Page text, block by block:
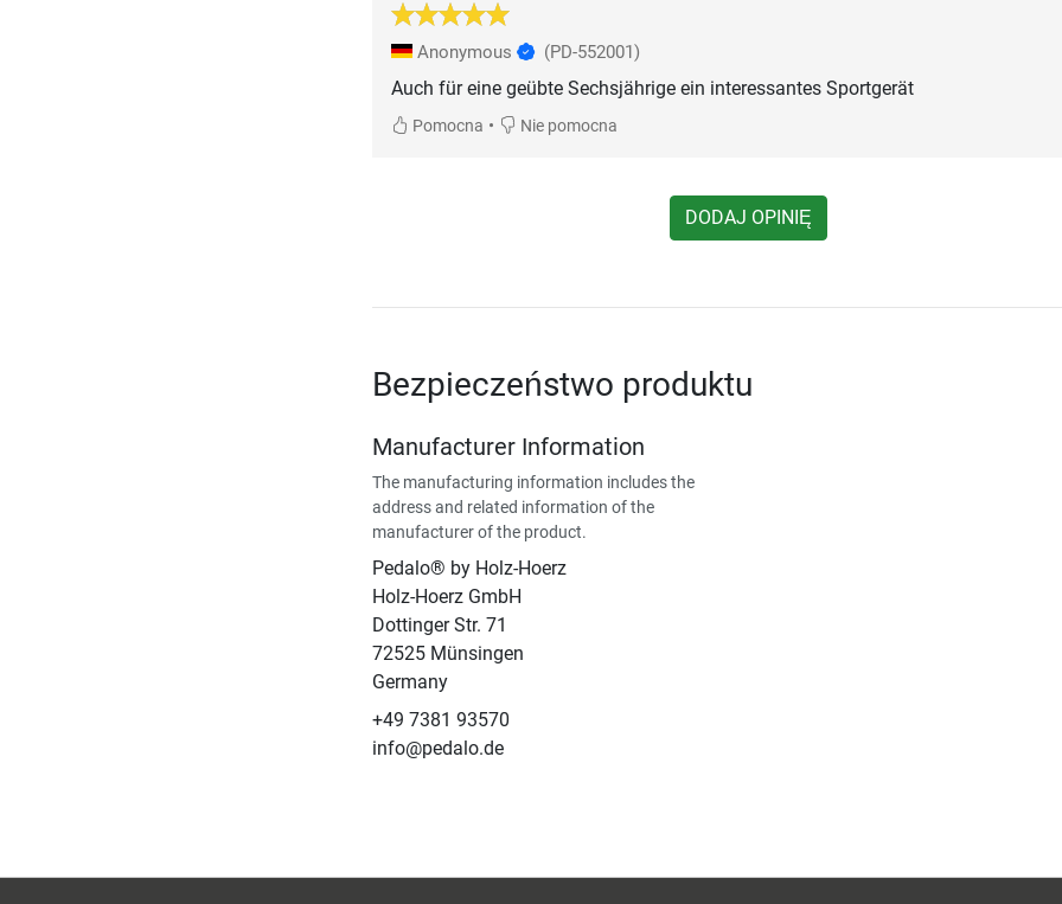
Anonymous (PD-552001)
Auch für eine geübte Sechsjährige ein interessantes Sportgerät
Pomocna • Nie pomocna
DODAJ OPINIĘ
Bezpieczeństwo produktu
Manufacturer Information
The manufacturing information includes the
address and related information of the
manufacturer of the product.
Pedalo® by Holz-Hoerz
Holz-Hoerz GmbH
Dottinger Str. 71
72525 Münsingen
Germany
+49 7381 93570
info@pedalo.de